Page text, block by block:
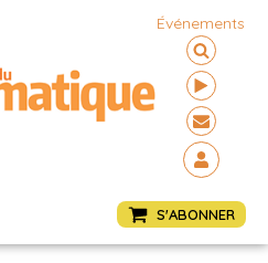
Événements
S'ABONNER